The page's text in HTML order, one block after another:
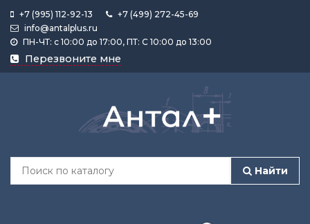
+7 (995) 112-92-13
+7 (499) 272-45-69
info@antalplus.ru
ПН-ЧТ: с 10:00 до 17:00, ПТ: С 10:00 до 13:00
Перезвоните мне
Найти
Каталог
продукции
Лента